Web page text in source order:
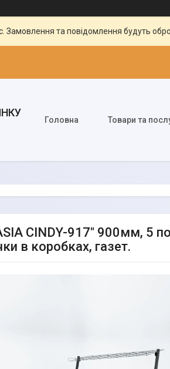
Замовлення та повідомлення будуть
Головна Товари та
CINDY-917" 900мм, 5
в коробках, газет.